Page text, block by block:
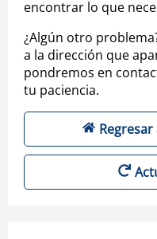
encontrar lo que
¿Algún otro
a la dirección que
pondremos en
tu paciencia.